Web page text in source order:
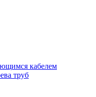
кабелем
труб